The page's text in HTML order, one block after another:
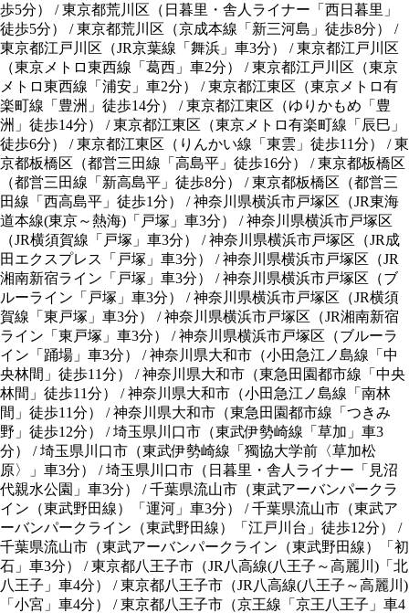
歩5分）
/東京都荒川区（日暮里・舎人ライナー「西日暮里」
徒歩5分）
/東京都荒川区（京成本線「新三河島」徒歩8分）
/
東京都江戸川区（JR京葉線「舞浜」車3分）
/東京都江戸川区
（東京メトロ東西線「葛西」車2分）
/東京都江戸川区（東京
メトロ東西線「浦安」車2分）
/東京都江東区（東京メトロ有
楽町線「豊洲」徒歩14分）
/東京都江東区（ゆりかもめ「豊
洲」徒歩14分）
/東京都江東区（東京メトロ有楽町線「辰巳」
徒歩6分）
/東京都江東区（りんかい線「東雲」徒歩11分） /東
京都板橋区（都営三田線「高島平」徒歩16分）
/東京都板橋区
（都営三田線「新高島平」徒歩8分）
/東京都板橋区（都営三
田線「西高島平」徒歩1分）
/神奈川県横浜市戸塚区（JR東海
道本線(東京～熱海)「戸塚」車3分）
/神奈川県横浜市戸塚区
（JR横須賀線「戸塚」車3分）
/神奈川県横浜市戸塚区（JR成
田エクスプレス「戸塚」車3分）
/神奈川県横浜市戸塚区（JR
湘南新宿ライン「戸塚」車3分）
/神奈川県横浜市戸塚区（ブ
ルーライン「戸塚」車3分）
/神奈川県横浜市戸塚区（JR横須
賀線「東戸塚」車3分）
/神奈川県横浜市戸塚区（JR湘南新宿
ライン「東戸塚」車3分）
/神奈川県横浜市戸塚区（ブルーラ
イン「踊場」車3分）
/神奈川県大和市（小田急江ノ島線「中
央林間」徒歩11分）
/神奈川県大和市（東急田園都市線「中央
林間」徒歩11分）
/神奈川県大和市（小田急江ノ島線「南林
間」徒歩11分）
/神奈川県大和市（東急田園都市線「つきみ
野」徒歩12分）
/埼玉県川口市（東武伊勢崎線「草加」車3
分）
/埼玉県川口市（東武伊勢崎線「獨協大学前〈草加松
原〉」車3分）
/埼玉県川口市（日暮里・舎人ライナー「見沼
代親水公園」車3分）
/千葉県流山市（東武アーバンパークラ
イン（東武野田線）「運河」車3分）
/千葉県流山市（東武ア
ーバンパークライン（東武野田線）「江戸川台」徒歩12分）
/
千葉県流山市（東武アーバンパークライン（東武野田線）「初
石」車3分）
/東京都八王子市（JR八高線(八王子～高麗川)「北
八王子」車4分）
/東京都八王子市（JR八高線(八王子～高麗川)
「小宮」車4分）
/東京都八王子市（京王線「京王八王子」車4